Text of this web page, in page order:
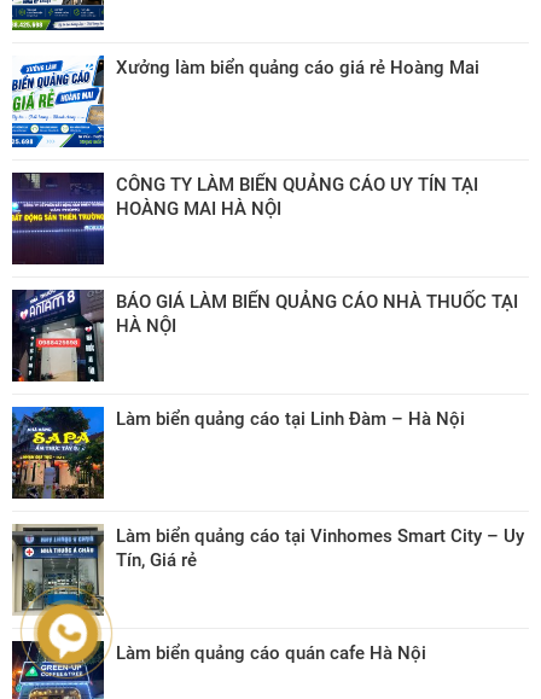
Xưởng làm biển quảng cáo giá rẻ Hoàng Mai
CÔNG TY LÀM BIỂN QUẢNG CÁO UY TÍN TẠI
HOÀNG MAI HÀ NỘI
BÁO GIÁ LÀM BIỂN QUẢNG CÁO NHÀ THUỐC TẠI
HÀ NỘI
Làm biển quảng cáo tại Linh Đàm – Hà Nội
Làm biển quảng cáo tại Vinhomes Smart City – Uy
Tín, Giá rẻ
Làm biển quảng cáo quán cafe Hà Nội